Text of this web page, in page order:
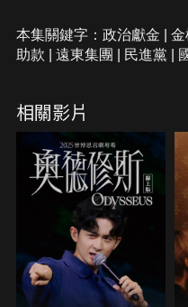
本集關鍵字：政治獻金 |
助款 | 遠東集團 | 民進黨 |
主卷 | 混合國會 | 去社會代
本集推薦書目：
Steven Levitsky, Daniel
Daron Acemoglu, James
廊》
David Runciman《民主會
【訂閱超級歪YouTube頻
相關影片